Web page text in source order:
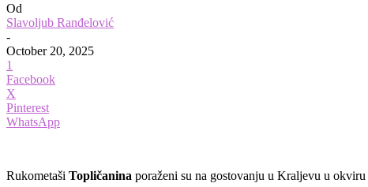
Od
Slavoljub Ranđelović
-
October 20, 2025
1
Facebook
X
Pinterest
WhatsApp
Rukometaši Topličanina poraženi su na gostovanju u Kraljevu u okviru